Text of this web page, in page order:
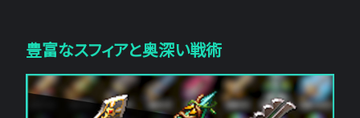
豊富なスフィアと奥深い戦術